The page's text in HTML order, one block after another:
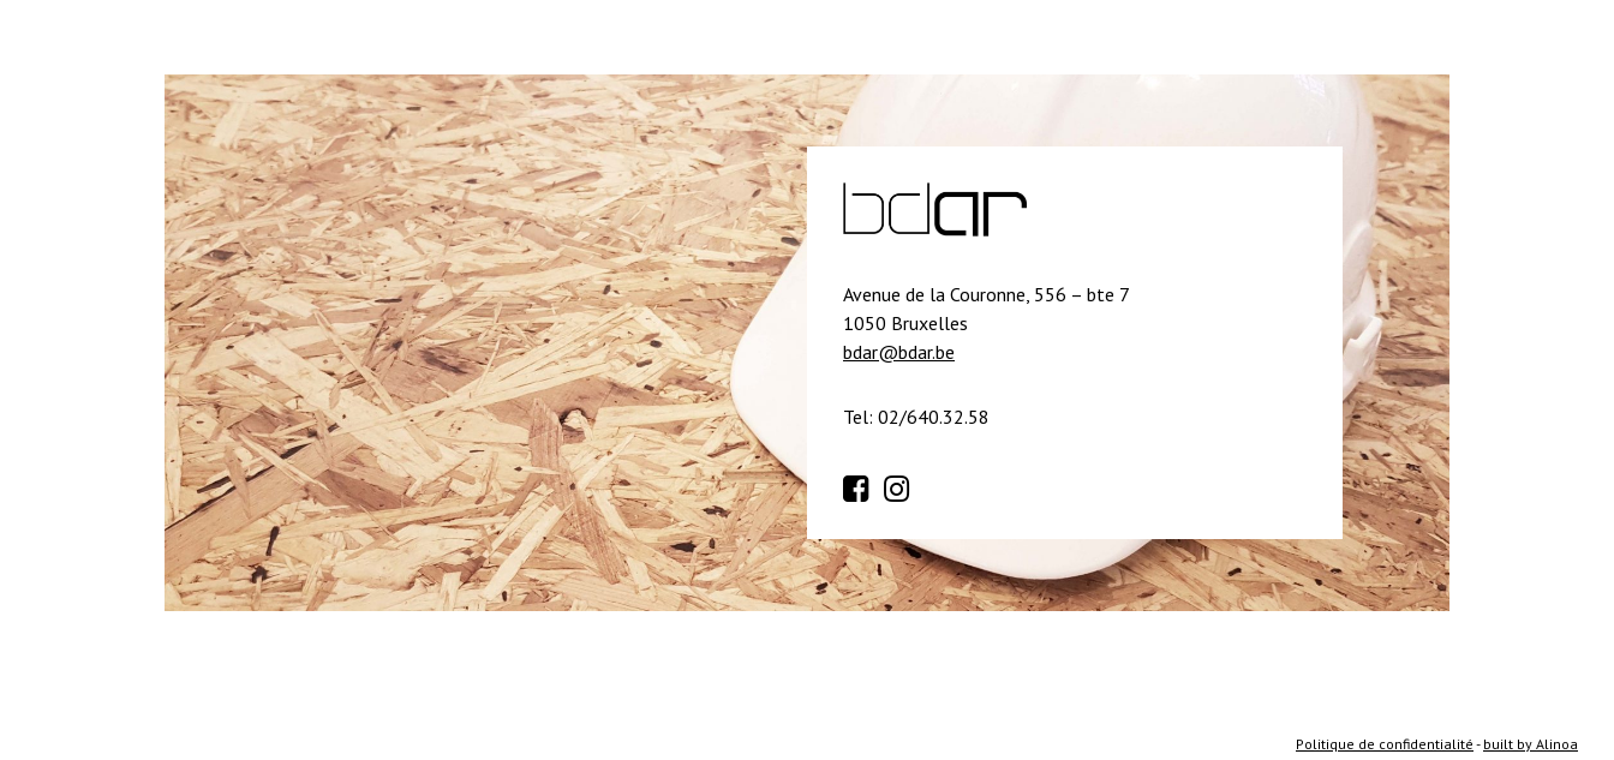
Avenue de la Couronne, 556 – bte 7
1050 Bruxelles
bdar@bdar.be
Tel: 02/640.32.58
Politique de confidentialité - built by Alinoa